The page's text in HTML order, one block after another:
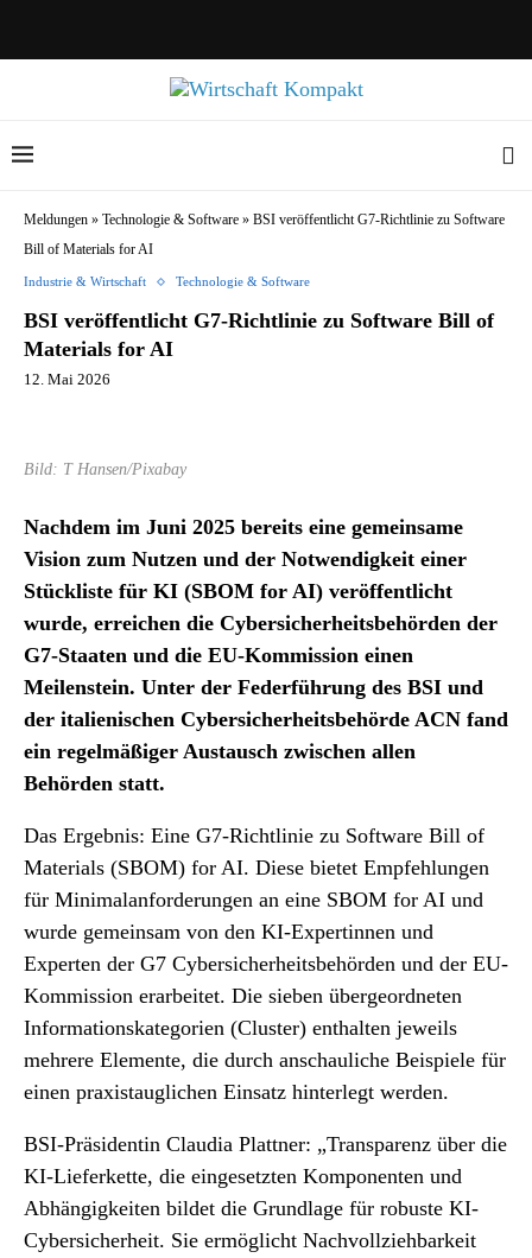
Meldungen » Technologie & Software » BSI veröffentlicht G7-Richtlinie zu Software
Bill of Materials for AI
Industrie & Wirtschaft Technologie & Software
BSI veröffentlicht G7-Richtlinie zu Software Bill of
Materials for AI
12. Mai 2026
Bild: T Hansen/Pixabay
Nachdem im Juni 2025 bereits eine gemeinsame
Vision zum Nutzen und der Notwendigkeit einer
Stückliste für KI (SBOM for AI) veröffentlicht
wurde, erreichen die Cybersicherheitsbehörden der
G7-Staaten und die EU-Kommission einen
Meilenstein. Unter der Federführung des BSI und
der italienischen Cybersicherheitsbehörde ACN fand
ein regelmäßiger Austausch zwischen allen
Behörden statt.
Das Ergebnis: Eine G7-Richtlinie zu Software Bill of
Materials (SBOM) for AI. Diese bietet Empfehlungen
für Minimalanforderungen an eine SBOM for AI und
wurde gemeinsam von den KI-Expertinnen und
Experten der G7 Cybersicherheitsbehörden und der EU-
Kommission erarbeitet. Die sieben übergeordneten
Informationskategorien (Cluster) enthalten jeweils
mehrere Elemente, die durch anschauliche Beispiele für
einen praxistauglichen Einsatz hinterlegt werden.
BSI-Präsidentin Claudia Plattner: „Transparenz über die
KI-Lieferkette, die eingesetzten Komponenten und
Abhängigkeiten bildet die Grundlage für robuste KI-
Cybersicherheit. Sie ermöglicht Nachvollziehbarkeit